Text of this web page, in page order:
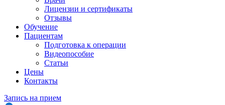
Лицензии и сертификаты
Отзывы
Обучение
Пациентам
Подготовка к операции
Видеопособие
Статьи
Цены
Контакты
Запись на прием